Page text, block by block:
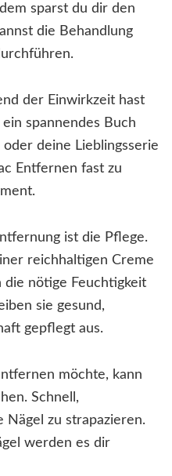
sparst du dir den
die Behandlung
der Einwirkzeit hast
spannendes Buch
deine Lieblingsserie
Entfernen fast zu
ist die Pflege.
reichhaltigen Creme
die nötige Feuchtigkeit
sie gesund,
gepflegt aus.
möchte, kann
Schnell,
Nägel zu strapazieren.
werden es dir